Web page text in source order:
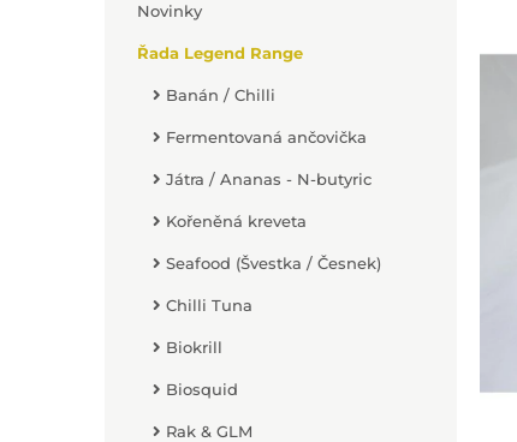
Novinky
Řada Legend Range
Banán / Chilli
Fermentovaná ančovička
Játra / Ananas - N-butyric
Kořeněná kreveta
Seafood (Švestka / Česnek)
Chilli Tuna
Biokrill
Biosquid
Rak & GLM